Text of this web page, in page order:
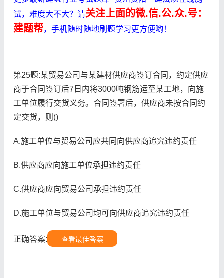
试，难度大不大？请关注上面的微.信.公.众.号：
建题帮，手机随时随地刷题学习更方便哟！
第25题:某贸易公司与某建材供应商签订合同，约定供应
商于合同签订后7日内将3000吨钢筋运至某工地，向施
工单位履行交货义务。合同签署后，供应商未按合同约
定交货，则()
A.施工单位与贸易公司应共同向供应商追究违约责任
B.供应商应向施工单位承担违约责任
C.供应商应向贸易公司承担违约责任
D.施工单位与贸易公司均可向供应商追究违约责任
正确答案: 查看最佳答案